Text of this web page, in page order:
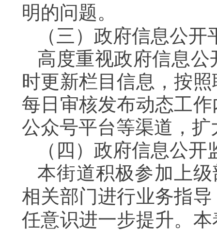
明的问题。
（三）政府信息公
高度重视政府信息
时更新栏目信息，按
每日审核发布动态工
公众号平台等渠道，
（四）政府信息公
本街道积极参加上
相关部门进行业务指
任意识进一步提升。 本